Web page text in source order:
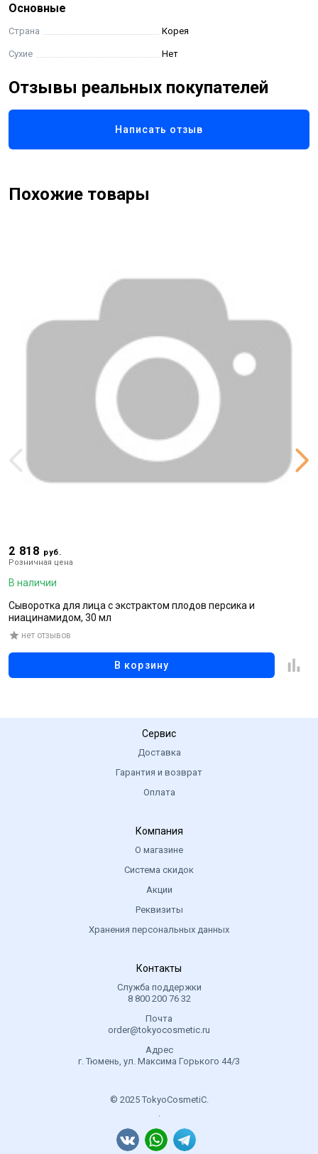
Основные
Страна Корея
Сухие Нет
Отзывы реальных покупателей
Написать отзыв
Похожие товары
2 818 руб.
Розничная цена
В наличии
Сыворотка для лица с экстрактом плодов персика и
ниацинамидом, 30 мл
нет отзывов
В корзину
Сервис
Доставка
Гарантия и возврат
Оплата
Компания
О магазине
Система скидок
Акции
Реквизиты
Хранения персональных данных
Контакты
Служба поддержки
8 800 200 76 32
Почта
order@tokyocosmetic.ru
Адрес
г. Тюмень, ул. Максима Горького 44/3
© 2025 TokyoCosmetiC.
.